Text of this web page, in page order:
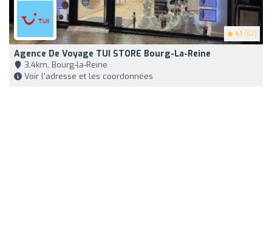
4.1 (62)
Agence De Voyage TUI STORE Bourg-La-Reine
3,4km, Bourg-la-Reine
Voir l'adresse et les coordonnées